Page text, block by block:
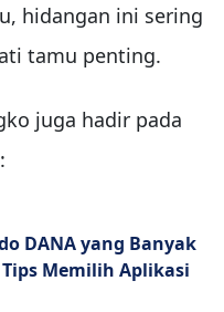
hidangan ini sering
tamu penting.
juga hadir pada
DANA yang Banyak
Memilih Aplikasi